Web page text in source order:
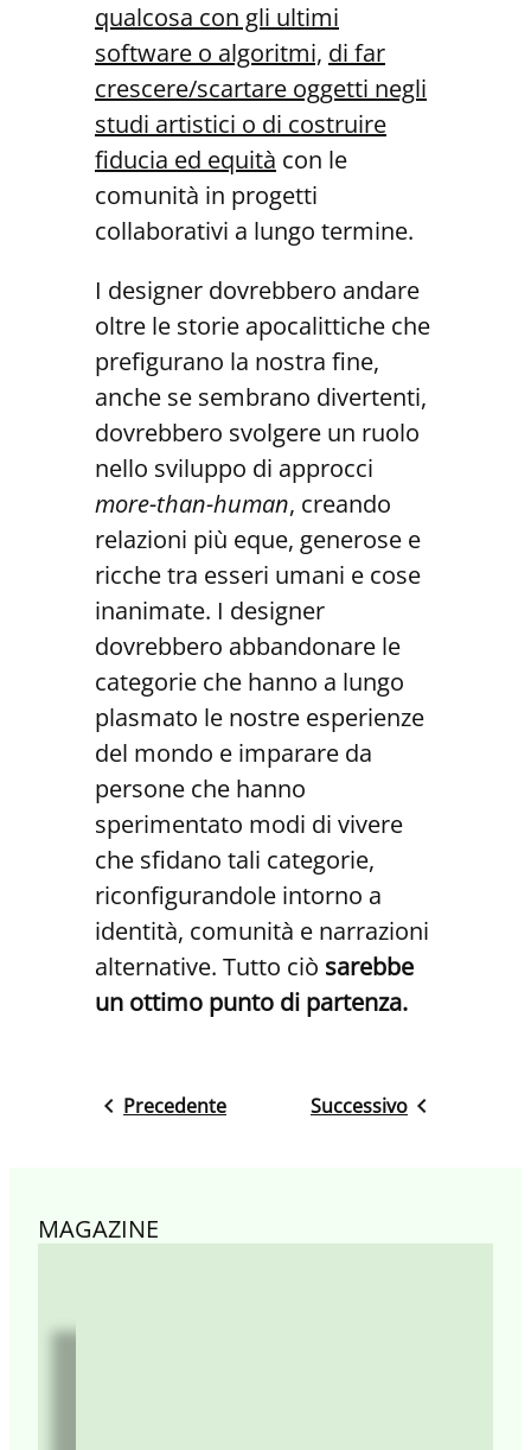
qualcosa con gli ultimi
software o algoritmi, di far
crescere/scartare oggetti negli
studi artistici o di costruire
fiducia ed equità con le
comunità in progetti
collaborativi a lungo termine.
I designer dovrebbero andare
oltre le storie apocalittiche che
prefigurano la nostra fine,
anche se sembrano divertenti,
dovrebbero svolgere un ruolo
nello sviluppo di approcci
more-than-human, creando
relazioni più eque, generose e
ricche tra esseri umani e cose
inanimate. I designer
dovrebbero abbandonare le
categorie che hanno a lungo
plasmato le nostre esperienze
del mondo e imparare da
persone che hanno
sperimentato modi di vivere
che sfidano tali categorie,
riconfigurandole intorno a
identità, comunità e narrazioni
alternative. Tutto ciò sarebbe
un ottimo punto di partenza.
Precedente Successivo
MAGAZINE